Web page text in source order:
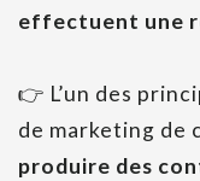
effectuent une
👉 L’un des
de marketing de
produire des